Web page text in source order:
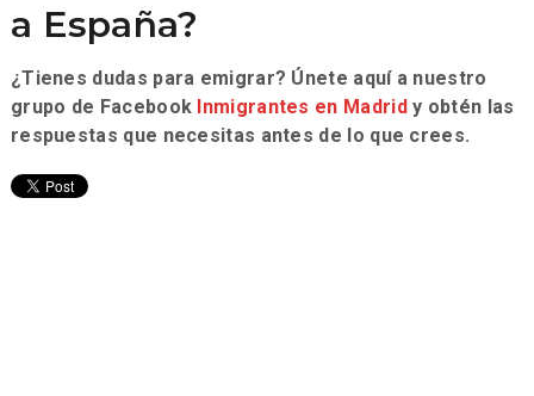
a España?
¿Tienes dudas para emigrar? Únete aquí a nuestro
grupo de Facebook Inmigrantes en Madridy obtén las
respuestas que necesitas antes de lo que crees.